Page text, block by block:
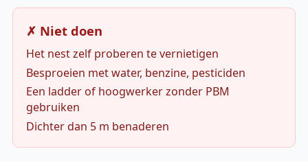
✗ Niet doen
Het nest zelf proberen te vernietigen
Besproeien met water, benzine, pesticiden
Een ladder of hoogwerker zonder PBM
gebruiken
Dichter dan 5 m benaderen